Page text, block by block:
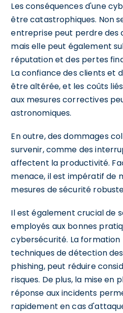
Les conséquences d'une
être catastrophiques. Non
entreprise peut perdre des
mais elle peut également
réputation et des pertes
La confiance des clients et
être altérée, et les coûts
aux mesures correctives
astronomiques.
En outre, des dommages
survenir, comme des
affectent la productivité.
menace, il est impératif de
mesures de sécurité
Il est également crucial de
employés aux bonnes
cybersécurité. La formation
techniques de détection
phishing, peut réduire
risques. De plus, la mise en
réponse aux incidents
rapidement en cas